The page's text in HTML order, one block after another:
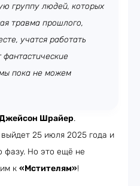
группу людей, которых
травма прошлого,
учатся работать
пока не можем
Шрайер.
25 июля 2025 года и
фазу. Но это ещё не
к «Мстителям»!